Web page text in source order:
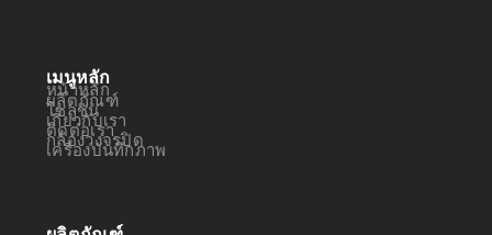
เมนูหลัก
หน้าหลัก
ผลิตภัณฑ์
โซลูชัน
เกี่ยวกับเรา
ติดต่อเรา
กล้องวงจรปิด
เครื่องบันทึกภาพ